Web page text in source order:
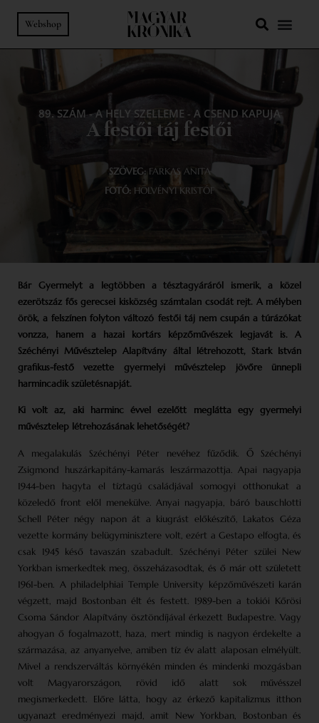
Webshop
89. SZÁM -A HELY SZELLEME - A CSEND KAPUJA
A festői táj festői
SZÖVEG:FARKAS ANITA
FOTÓ: HÖLVÉNYI KRISTÓF
Bár Gyermelyt a legtöbben a tésztagyáráról ismerik, a közel
ezerötszáz fős gerecsei kisközség számtalan csodát rejt. A mélyben
örök, a felszínen folyton változó festői táj nem csupán a túrázókat
vonzza, hanem a hazai kortárs képzőművészek legjavát is. A
Széchényi Művésztelep Alapítvány által létrehozott, Stark István
grafikus-festő vezette gyermelyi művésztelep jövőre ünnepli
harmincadik születésnapját.
Ki volt az, aki harminc évvel ezelőtt meglátta egy gyermelyi
művésztelep létrehozásának lehetőségét?
A megalakulás Széchényi Péter nevéhez fűződik. Ő Széchényi
Zsigmond huszárkapitány-kamarás leszármazottja. Apai nagyapja
1944-ben hagyta el tíztagú családjával somogyi otthonukat a
közeledő front elől menekülve. Anyai nagy­apja, báró bauschlotti
Schell Péter négy napon át a kiugrást előkészítő, Lakatos Géza
vezette kormány belügyminisztere volt, ezért a Gestapo elfogta, és
csak 1945 késő tavaszán szabadult. Széchényi Péter szülei New
Yorkban ismerkedtek meg, összeházasodtak, és ő már ott született
1961-ben. A philadelphiai Temple University képzőművészeti karán
végzett, majd Bostonban élt és festett. 1989-ben a tokiói Kőrösi
Csoma Sándor Alapítvány ösztöndíjával érkezett Budapestre. Vagy
ahogyan ő fogalmazott, haza, mert mindig is nagyon érdekelte a
származása, az anyanyelve, amiben tíz év alatt alaposan elmélyült.
Mivel a rendszerváltás környékén minden és mindenki mozgásban
volt Magyar­országon, rövid idő alatt sok művésszel
megismerkedett. Előre látta, hogy az érkező kapitalizmus itthon
ugyanazt eredményezi majd, amit New Yorkban, Bostonban és